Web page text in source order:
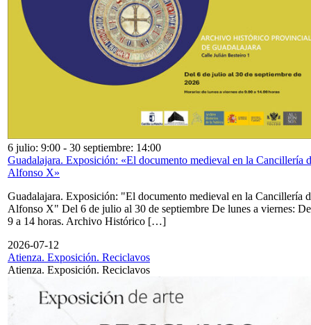
6 julio: 9:00 - 30 septiembre: 14:00
Guadalajara. Exposición: «El documento medieval en la Cancillería
Alfonso X»
Guadalajara. Exposición: "El documento medieval en la Cancillería
Alfonso X" Del 6 de julio al 30 de septiembre De lunes a viernes: De
9 a 14 horas. Archivo Histórico […]
2026-07-12
Atienza. Exposición. Reciclavos
Atienza. Exposición. Reciclavos